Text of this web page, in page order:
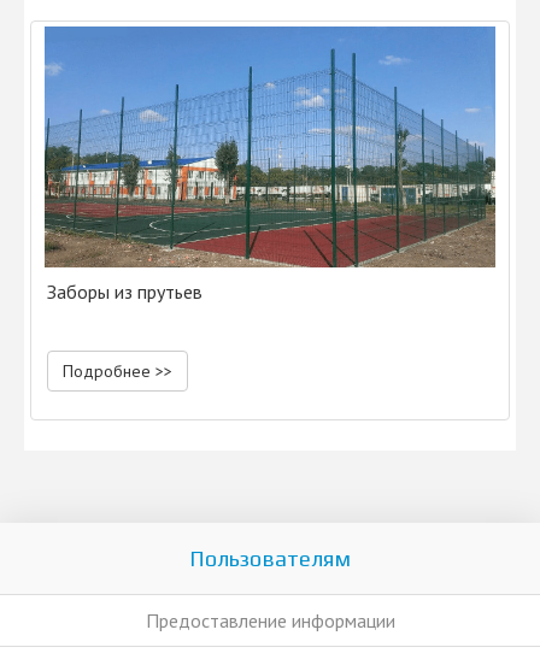
Заборы из прутьев
Подробнее >>
Пользователям
Предоставление информации